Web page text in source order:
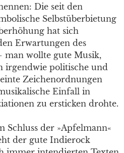
Die seit den
Selbstüberbietung
hat sich
Erwartungen des
man wollte gute Musik,
irgendwie politische und
Zeichen­ordnungen
Einfall in
zu ersticken drohte.
Schluss der »Apfelmann«
der gute Indierock